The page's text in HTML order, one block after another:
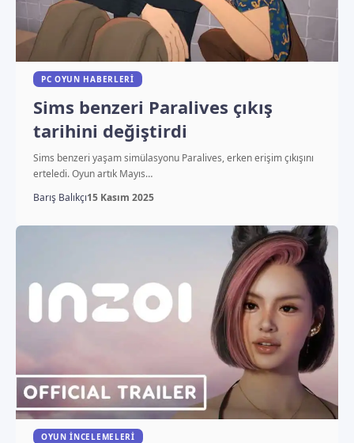
PC OYUN HABERLERI
Sims benzeri Paralives çıkış
tarihini değiştirdi
Sims benzeri yaşam simülasyonu Paralives, erken erişim çıkışını
erteledi. Oyun artık Mayıs…
Barış Balıkçı15 Kasım 2025
OYUN İNCELEMELERI